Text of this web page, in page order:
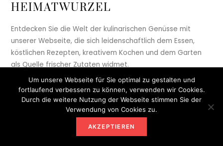
HEIMATWURZEL
Entdecken Sie die Welt der kulinarischen Genüsse mit
unserer Webseite, die sich leidenschaftlich dem Essen,
köstlichen Rezepten, kreativem Kochen und dem Garten
als Quelle frischer Zutaten widmet.
Info
Um unsere Webseite für Sie optimal zu gestalten und
fortlaufend verbessern zu können, verwenden wir Cookies.
Durch die weitere Nutzung der Webseite stimmen Sie der
Verwendung von Cookies zu.
AKZEPTIEREN